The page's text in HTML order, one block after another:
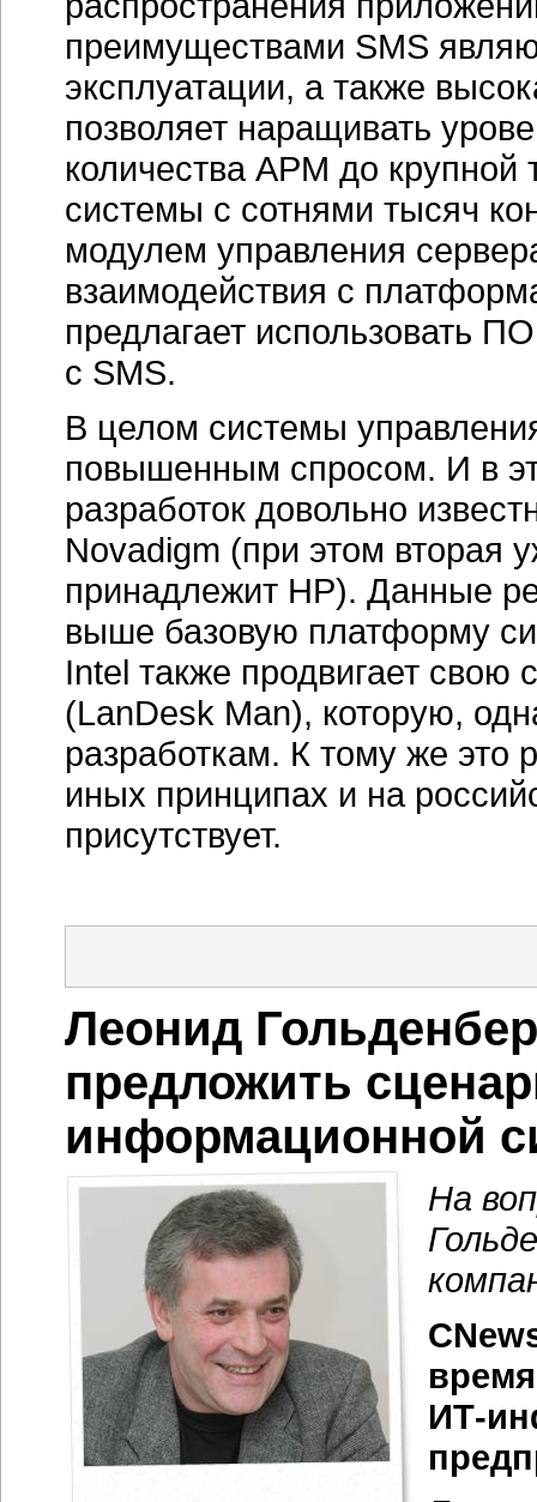
преимуществами SMS
эксплуатации, а также
позволяет наращивать
количества АРМ до крупной
системы с сотнями тысяч
модулем управления
взаимодействия с
предлагает использовать
с SMS.
В целом системы
повышенным спросом. И в
разработок довольно
Novadigm (при этом вторая
принадлежит НР). Данные
выше базовую платформу
Intel также продвигает
(LanDesk Man), которую,
разработкам. К тому же это
иных принципах и на
присутствует.
Леонид
предложить
информационной
На
ИТ-